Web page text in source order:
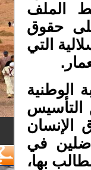
الملف
حقوق
التي
الوطنية
التأسيس
في
بها،